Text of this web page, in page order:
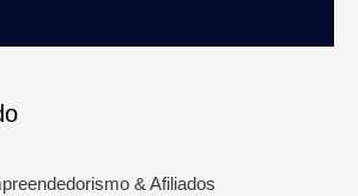
& Afiliados